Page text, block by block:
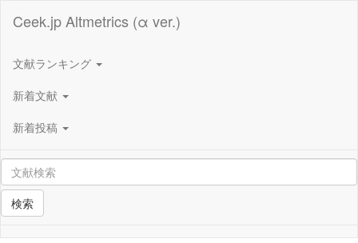
Ceek.jp Altmetrics (α ver.)
文献ランキング
新着文献
新着投稿
検索